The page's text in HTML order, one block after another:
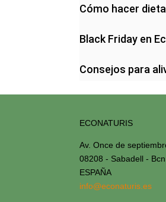
Cómo hacer
Black Friday en
Consejos para
ECONATURIS
Av. Once de
08208 - Sabadell - Bcn
ESPAÑA
info@econaturis.es